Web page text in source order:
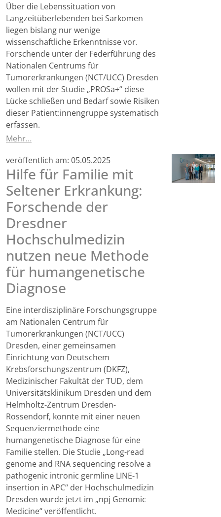
Über die Lebenssituation von
Langzeitüberlebenden bei Sarkomen
liegen bislang nur wenige
wissenschaftliche Erkenntnisse vor.
Forschende unter der Federführung des
Nationalen Centrums für
Tumorerkrankungen (NCT/UCC) Dresden
wollen mit der Studie „PROSa+“ diese
Lücke schließen und Bedarf sowie Risiken
dieser Patient:innengruppe systematisch
erfassen.
Mehr…
veröffentlich am: 05.05.2025
Hilfe für Familie mit
Seltener Erkrankung:
Forschende der
Dresdner
Hochschulmedizin
nutzen neue Methode
für humangenetische
Diagnose
Eine interdisziplinäre Forschungsgruppe
am Nationalen Centrum für
Tumorerkrankungen (NCT/UCC)
Dresden, einer gemeinsamen
Einrichtung von Deutschem
Krebsforschungszentrum (DKFZ),
Medizinischer Fakultät der TUD, dem
Universitätsklinikum Dresden und dem
Helmholtz-Zentrum Dresden-
Rossendorf, konnte mit einer neuen
Sequenziermethode eine
humangenetische Diagnose für eine
Familie stellen. Die Studie „Long-read
genome and RNA sequencing resolve a
pathogenic intronic germline LINE-1
insertion in APC“ der Hochschulmedizin
Dresden wurde jetzt im „npj Genomic
Medicine“ veröffentlicht.